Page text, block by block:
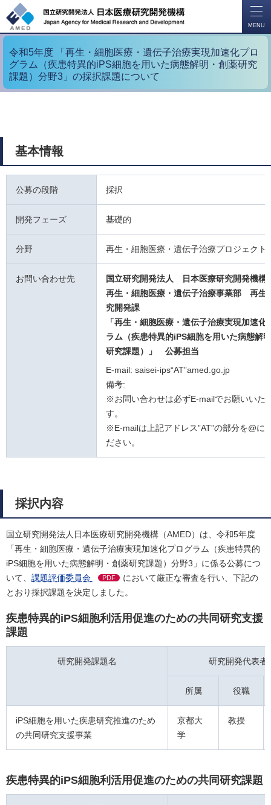
MENU
令和5年度 「再生・細胞医療・遺伝子治療実現加速化プロ
グラム（疾患特異的iPS細胞を用いた病態解明・創薬研究
課題）分野3」の採択課題について
基本情報
公募の段階 採択
開発フェーズ 基礎的
分野 再生・細胞医療・遺伝子治療プロジェクト
お問い合わせ先
国立研究開発法人 日本医療研究開発機
再生・細胞医療・遺伝子治療事業部 再生
究開発課
「再生・細胞医療・遺伝子治療実現加速化
ラム（疾患特異的iPS細胞を用いた病態解
研究課題）」
公募担当
E-mail: saisei-ips“AT”amed.go.jp
備考:
※お問い合わせは必ずE-mailでお願いいた
す。
※E-mailは上記アドレス”AT”の部分を@に
ださい。
採択内容
国立研究開発法人日本医療研究開発機構（AMED）は、令和5年度
「再生・細胞医療・遺伝子治療実現加速化プログラム（疾患特異的
iPS細胞を用いた病態解明・創薬研究課題）分野3」に係る公募につ
いて、 課題評価委員会 PDF
において厳正な審査を行い、下記の
とおり採択課題を決定しました。
疾患特異的iPS細胞利活用促進のための共同研究支援
課題
研究開発課題名 研究開発代表者
所属 役職
iPS細胞を用いた疾患研究推進のため
の共同研究支援事業
京都大
学
教授
疾患特異的iPS細胞利活用促進のための共同研究課題